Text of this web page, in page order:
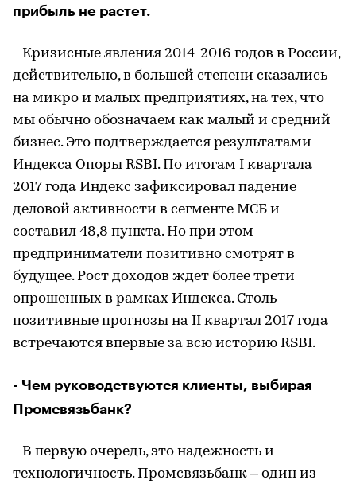
прибыль не растет.
- Кризисные явления 2014-2016 годов в России,
действительно, в большей степени сказались
на микро и малых предприятиях, на тех, что
мы обычно обозначаем как малый и средний
бизнес. Это подтверждается результатами
Индекса Опоры RSBI. По итогам I квартала
2017 года Индекс зафиксировал падение
деловой активности в сегменте МСБ и
составил 48,8 пункта. Но при этом
предприниматели позитивно смотрят в
будущее. Рост доходов ждет более трети
опрошенных в рамках Индекса. Столь
позитивные прогнозы на II квартал 2017 года
встречаются впервые за всю историю RSBI.
- Чем руководствуются клиенты, выбирая
Промсвязьбанк?
- В первую очередь, это надежность и
технологичность. Промсвязьбанк – один из